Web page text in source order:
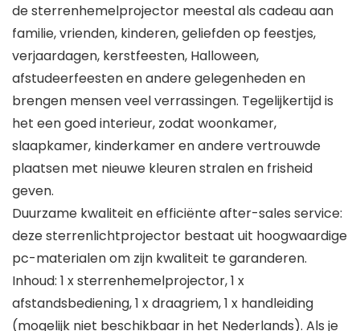
de sterrenhemelprojector meestal als cadeau aan
familie, vrienden, kinderen, geliefden op feestjes,
verjaardagen, kerstfeesten, Halloween,
afstudeerfeesten en andere gelegenheden en
brengen mensen veel verrassingen. Tegelijkertijd is
het een goed interieur, zodat woonkamer,
slaapkamer, kinderkamer en andere vertrouwde
plaatsen met nieuwe kleuren stralen en frisheid
geven.
Duurzame kwaliteit en efficiënte after-sales service:
deze sterrenlichtprojector bestaat uit hoogwaardige
pc-materialen om zijn kwaliteit te garanderen.
Inhoud: 1 x sterrenhemelprojector, 1 x
afstandsbediening, 1 x draagriem, 1 x handleiding
(mogelijk niet beschikbaar in het Nederlands). Als je